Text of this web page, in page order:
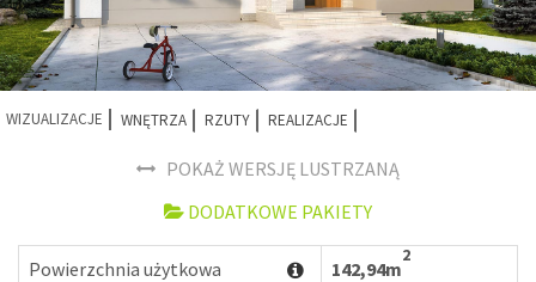
WIZUALIZACJE WNĘTRZA RZUTY REALIZACJE
POKAŻ WERSJĘ LUSTRZANĄ
DODATKOWE PAKIETY
Powierzchnia użytkowa 142,94m
2